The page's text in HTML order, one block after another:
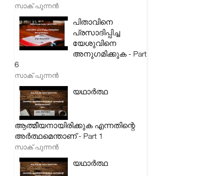
സാക് പുന്നൻ
പിതാവിനെ
പ്രസാദിപ്പിച്ച
യേശുവിനെ
അനുഗമിക്കുക - Part
6
സാക് പുന്നൻ
യഥാർത്ഥ
ആത്മീയനായിരിക്കുക എന്നതിന്റെ
അർത്ഥമെന്താണ് - Part 1
സാക് പുന്നൻ
യഥാർത്ഥ